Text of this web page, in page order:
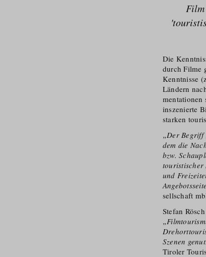
Die
durch Filme
Kenntnisse
Ländern
men­tationen
inszenierte
starken
„Der Begriff
dem die
bzw.
touristischer
und
sellschaft
Stefan
Szenen
Tiroler